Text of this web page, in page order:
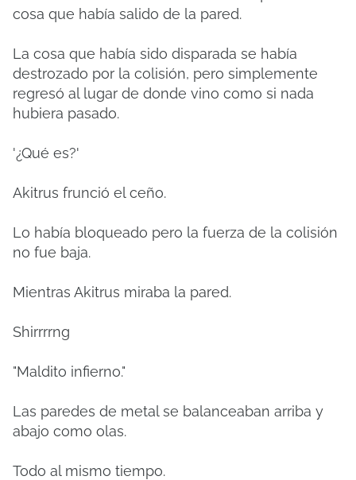
cosa que había salido de la pared.
La cosa que había sido disparada se había
destrozado por la colisión, pero simplemente
regresó al lugar de donde vino como si nada
hubiera pasado.
'¿Qué es?'
Akitrus frunció el ceño.
Lo había bloqueado pero la fuerza de la colisión
no fue baja.
Mientras Akitrus miraba la pared.
Shirrrrng
"Maldito infierno."
Las paredes de metal se balanceaban arriba y
abajo como olas.
Todo al mismo tiempo.